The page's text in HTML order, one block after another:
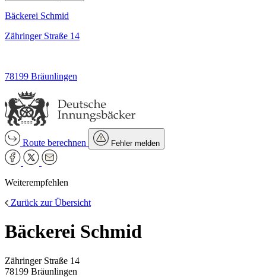
Bäckerei Schmid
Zähringer Straße 14
78199 Bräunlingen
Route berechnen Fehler melden
Weiterempfehlen
Zurück zur Übersicht
Bäckerei Schmid
Zähringer Straße 14
78199 Bräunlingen